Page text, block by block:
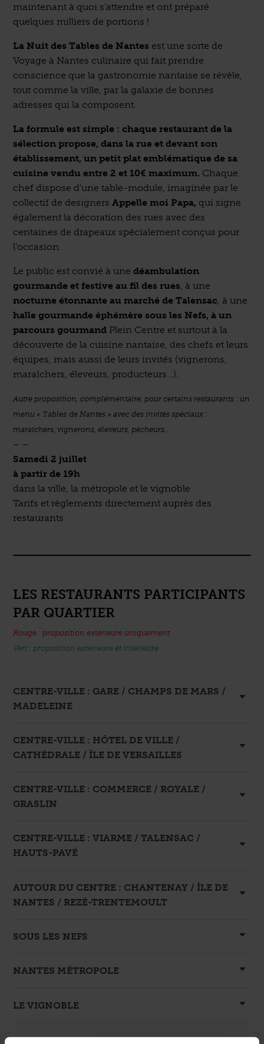
maintenant à quoi s’attendre et ont préparé
quelques milliers de portions !
La Nuit des Tables de Nantes est une sorte de
Voyage à Nantes culinaire qui fait prendre
conscience que la gastronomie nantaise se révèle,
tout comme la ville, par la galaxie de bonnes
adresses qui la composent.
La formule est simple : chaque restaurant de la
sélection propose, dans la rue et devant son
établissement, un petit plat emblématique de sa
cuisine vendu entre 2 et 10€ maximum. Chaque
chef dispose d’une table-module, imaginée par le
collectif de designersAppelle moi Papa, qui signe
également la décoration des rues avec des
centaines de drapeaux spécialement conçus pour
l’occasion.
Le public est convié à unedéambulation
gourmande et festive au fil des rues , à une
nocturne étonnante au marché de Talensac , à une
halle gourmande éphémère sous les Nefs, à un
parcours gourmand Plein Centre et surtout à la
découverte de la cuisine nantaise, des chefs et leurs
équipes, mais aussi de leurs invités (vignerons,
maraîchers, éleveurs, producteurs…).
Autre proposition, complémentaire, pour certains restaurants : un
menu « Tables de Nantes » avec des invités spéciaux :
maraîchers, vignerons, éleveurs, pêcheurs…
– –
Samedi 2 juillet
à partir de 19h
dans la ville, la métropole et le vignoble
Tarifs et règlements directement auprès des
restaurants
LES RESTAURANTS PARTICIPANTS
PAR QUARTIER
Rouge : propositionextérieure uniquement
Vert : propositionextérieure et intérieure
CENTRE-VILLE : GARE / CHAMPS DE MARS /
MADELEINE
CENTRE-VILLE : HÔTEL DE VILLE /
CATHÉDRALE / ÎLE DE VERSAILLES
CENTRE-VILLE : COMMERCE / ROYALE /
GRASLIN
CENTRE-VILLE : VIARME / TALENSAC /
HAUTS-PAVÉ
AUTOUR DU CENTRE : CHANTENAY / ÎLE DE
NANTES / REZÉ-TRENTEMOULT
SOUS LES NEFS
NANTES MÉTROPOLE
LE VIGNOBLE